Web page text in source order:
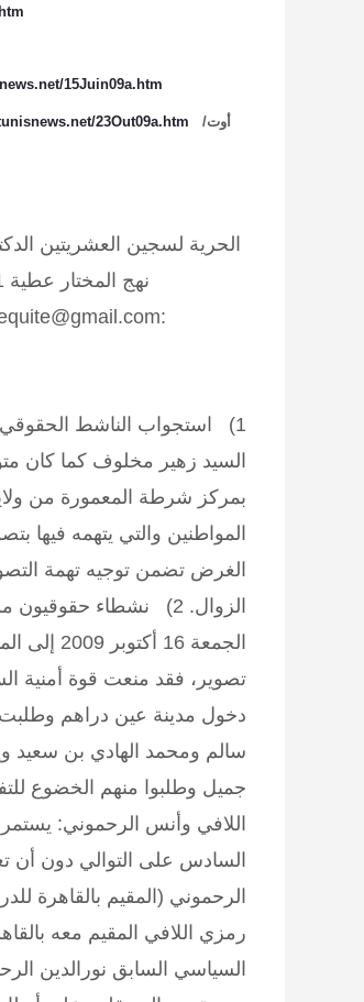
15Juin09a.htm
23Out09a.htm أوت/
الحرية لسجين العشريتين
:liberte.equite@gmail.com تونس في 26 شوال 1430 الموافق ل 16 أكتوبر 2009
1) استجواب الناشط الحقوقي السيد زهير مخلوف لليوم الثاني على التوالي :
بمركز شرطة المعمورة من
المواطنين والتي يتهمه فيها
الغرض تضمن توجيه تهمة
الزوال. 2) نشطاء حقوقيون موقوفون للتفتيش وممنوعون من التنقل:
الجمعة
تصوير، فقد منعت قوة أمنية
دخول مدينة عين دراهم
سالم ومحمد الهادي بن سعيد
جميل وطلبوا منهم الخضوع
اللافي وأنس الرحموني:
السادس على التوالي دون أن
الرحموني (المقيم بالقاهرة
رمزي اللافي المقيم معه
السياسي السابق نورالدين